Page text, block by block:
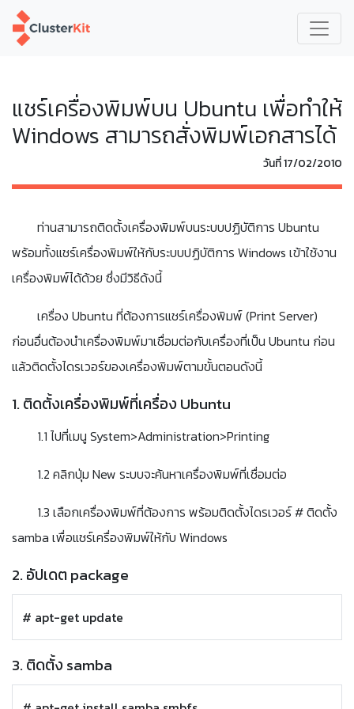
แชร์เครื่องพิมพ์บน Ubuntu เพื่อทำให้
Windows สามารถสั่งพิมพ์เอกสารได้
วันที่ 17/02/2010
ท่านสามารถติดตั้งเครื่องพิมพ์บนระบบปฏิบัติการ Ubuntu
พร้อมทั้งแชร์เครื่องพิมพ์ให้กับระบบปฏิบัติการ Windows เข้าใช้งาน
เครื่องพิมพ์ได้ด้วย ซึ่งมีวิธีด้งนี้
เครื่อง Ubuntu ที่ต้องการแชร์เครื่องพิมพ์ (Print Server)
ก่อนอื่นต้องนำเครื่องพิมพ์มาเชื่อมต่อกับเครื่องที่เป็น Ubuntu ก่อน
แล้วติดตั้งไดรเวอร์ของเครื่องพิมพ์ตามขั้นตอนดังนี้
1. ติดตั้งเครื่องพิมพ์ที่เครื่อง Ubuntu
1.1 ไปที่เมนู System>Administration>Printing
1.2 คลิกปุ่ม New ระบบจะค้นหาเครื่องพิมพ์ที่เชื่อมต่อ
1.3 เลือกเครื่องพิมพ์ที่ต้องการ พร้อมติดตั้งไดรเวอร์ # ติดตั้ง
samba เพื่อแชร์เครื่องพิมพ์ให้กับ Windows
2. อัปเดต package
# apt-get update
3. ติดตั้ง samba